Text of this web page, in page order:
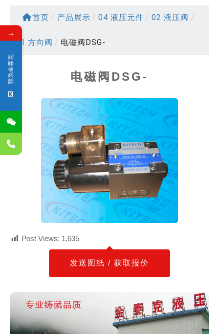
首页 / 产品展示 / 04 液压元件 / 02 液压阀 /
01 方向阀 / 电磁阀DSG-
电磁阀DSG-
Post Views: 1,635
发送图纸 / 获取报价
→
联系金泰克